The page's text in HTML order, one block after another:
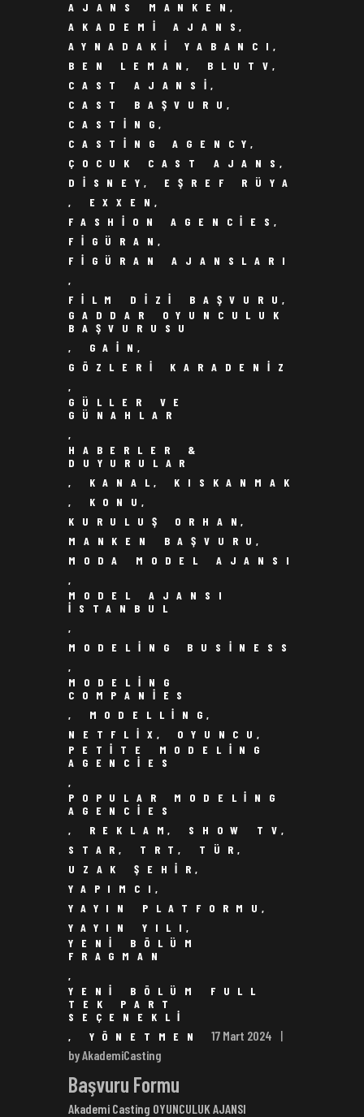
AJANS MANKEN,
AKADEMI AJANS,
AYNADAKI YABANCI,
BEN LEMAN, BLUTV,
CAST AJANSI,
CAST BAŞVURU,
CASTING,
CASTING AGENCY,
ÇOCUK CAST AJANS,
DISNEY, EŞREF RÜYA
, EXXEN,
FASHION AGENCIES,
FIGÜRAN,
FIGÜRAN AJANSLARI
,
FILM DIZI BAŞVURU,
GADDAR OYUNCULUK
BAŞVURUSU
, GAIN,
GÖZLERI KARADENIZ
,
GÜLLER VE
GÜNAHLAR
,
HABERLER &
DUYURULAR
, KANAL, KISKANMAK
, KONU,
KURULUŞ ORHAN,
MANKEN BAŞVURU,
MODA MODEL AJANSI
,
MODEL AJANSI
ISTANBUL
,
MODELING BUSINESS
,
MODELING
COMPANIES
, MODELLING,
NETFLIX, OYUNCU,
PETITE MODELING
AGENCIES
,
POPULAR MODELING
AGENCIES
, REKLAM, SHOW TV,
STAR, TRT, TÜR,
UZAK ŞEHIR,
YAPIMCI,
YAYIN PLATFORMU,
YAYIN YILI,
YENI BÖLÜM
FRAGMAN
,
YENI BÖLÜM FULL
TEK PART
SEÇENEKLI
, YÖNETMEN
17 Mart 2024
by AkademiCasting
Başvuru Formu
Akademi Casting OYUNCULUK AJANSI